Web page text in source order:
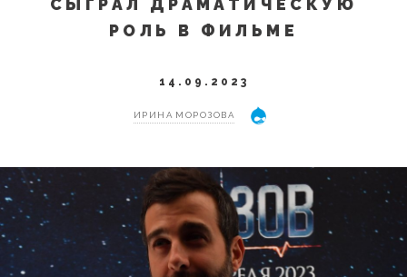
СЫГРАЛ ДРАМАТИЧЕСКУЮ
РОЛЬ В ФИЛЬМЕ
14.09.2023
ИРИНА МОРОЗОВА